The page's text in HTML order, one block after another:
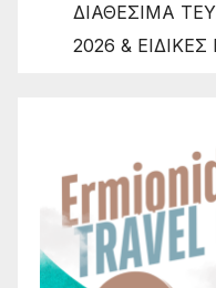
ΔΙΑΘΕΣΙΜΑ
2026 &